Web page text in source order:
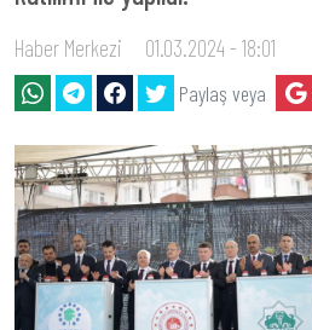
Haber Merkezi 01.03.2024 - 18:01
Paylaş veya